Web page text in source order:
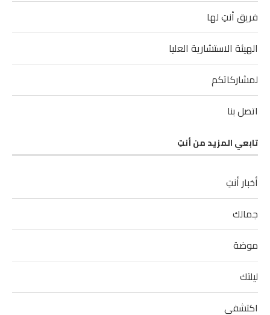
فريق أنتِ لها
الهيئة الاستشارية العليا
لمشاركاتكم
اتصل بنا
تابعي المزيد من أنتِ
أخبار أنتِ
جمالك
موضة
ليلتك
اكتشفي